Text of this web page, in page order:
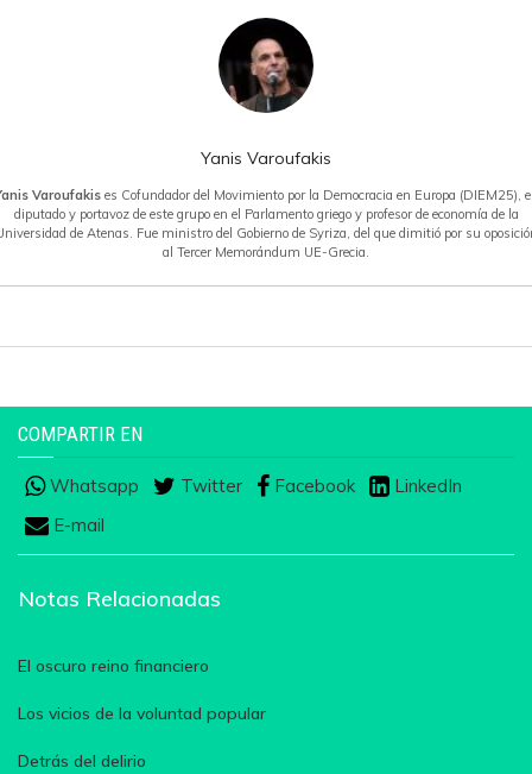
Yanis Varoufakis
Varoufakis es Cofundador del Movimiento por la Democracia en Europa (DIEM25),
diputado y portavoz de este grupo en el Parlamento griego y profesor de economía de la
de Atenas. Fue ministro del Gobierno de Syriza, del que dimitió por su
al Tercer Memorándum UE-Grecia.
COMPARTIR EN
Whatsapp Twitter Facebook
LinkedIn
E-mail
Notas Relacionadas
El oscuro reino financiero
Los vicios de la voluntad popular
Detrás del delirio